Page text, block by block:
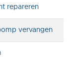
repareren
vervangen